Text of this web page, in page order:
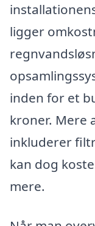
ligger
inden for et
kroner. Mere
inkluderer
kan dog
mere.